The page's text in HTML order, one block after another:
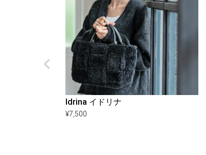
Idrina イドリナ
¥7,500